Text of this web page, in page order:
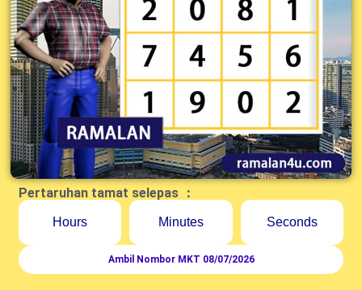
Pertaruhan tamat selepas ：
Hours Minutes Seconds
Ambil Nombor MKT 08/07/2026